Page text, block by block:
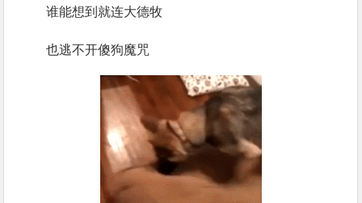
谁能想到就连大德牧
也逃不开傻狗魔咒